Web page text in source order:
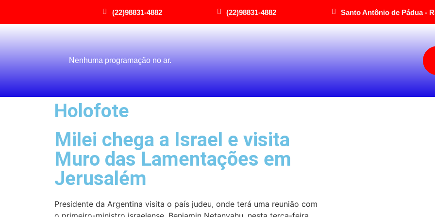
(22)98831-4882 (22)98831-4882 Santo Antônio de Pádua -
Nenhuma programação no ar.
Holofote
Milei chega a Israel e visita
Muro das Lamentações em
Jerusalém
Presidente da Argentina visita o país judeu, onde terá uma reunião com